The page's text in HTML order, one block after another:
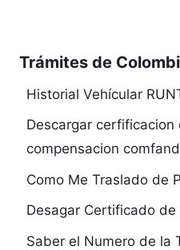
Trámites de
Historial Vehícular
Descargar
compensacion
Como Me Traslado de
Desagar Certificado de
Saber el Numero de la